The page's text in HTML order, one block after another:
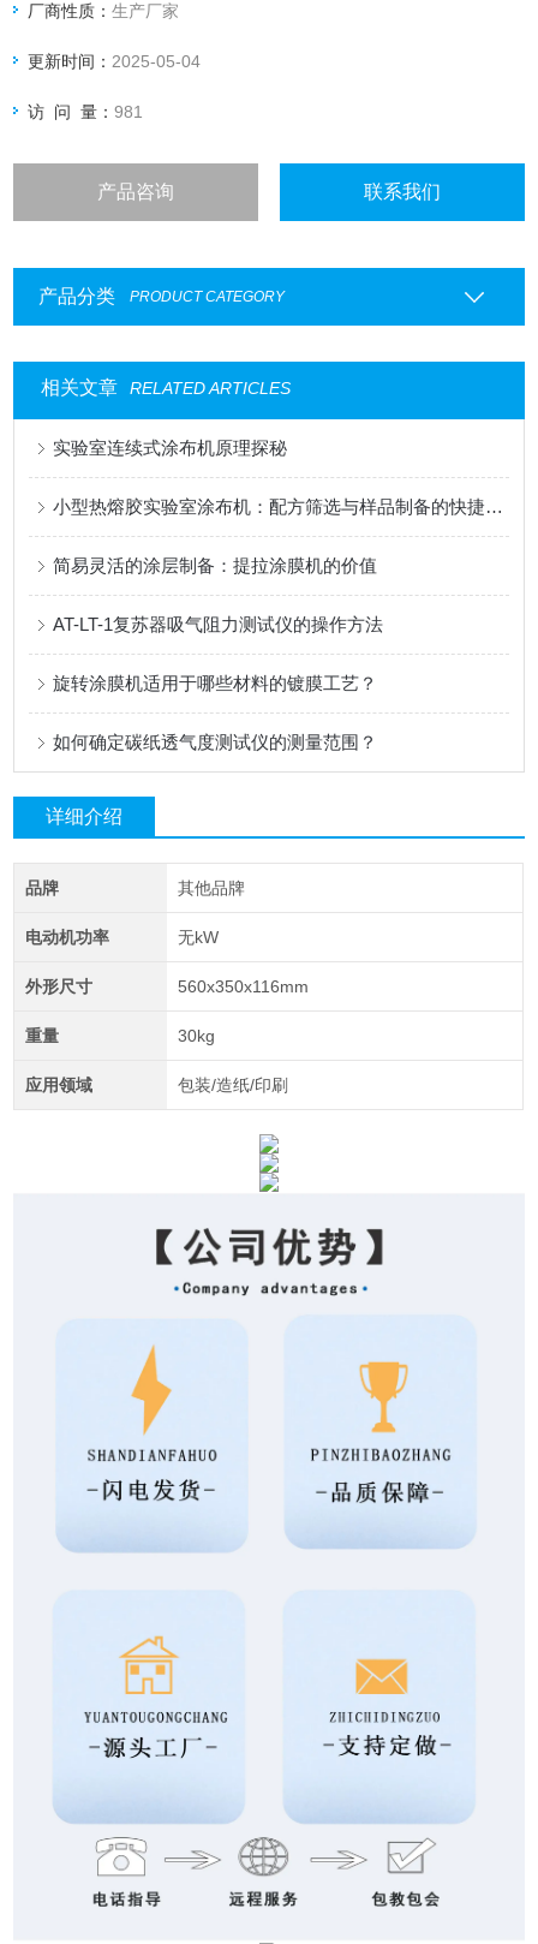
厂商性质：生产厂家
更新时间： 2025-05-04
访 问 量：981
产品咨询 联系我们
产品分类 PRODUCT CATEGORY
相关文章 RELATED ARTICLES
实验室连续式涂布机原理探秘
小型热熔胶实验室涂布机：配方筛选与样品制备的快捷工具
简易灵活的涂层制备：提拉涂膜机的价值
AT-LT-1复苏器吸气阻力测试仪的操作方法
旋转涂膜机适用于哪些材料的镀膜工艺？
如何确定碳纸透气度测试仪的测量范围？
详细介绍
品牌 其他品牌
电动机功率 无kW
外形尺寸 560x350x116mm
重量 30kg
应用领域 包装/造纸/印刷